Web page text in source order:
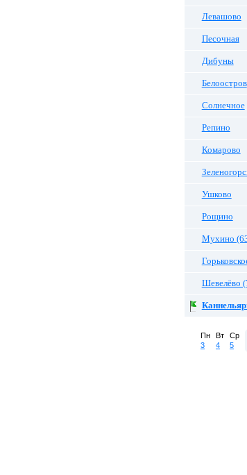
Левашово
Песочная
Дибуны
Белоостров
Солнечное
Репино
Комарово
Ушково
Рощино
Мухино
Шевелёво
Пн
3
Вт
4
Ср
5